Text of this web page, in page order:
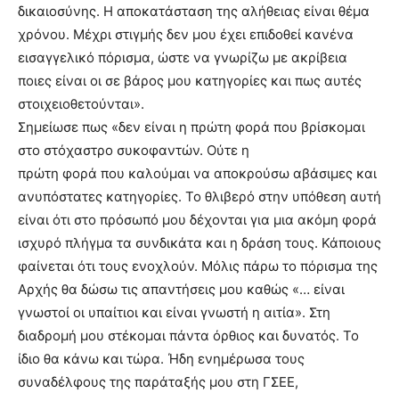
δικαιοσύνης. Η αποκατάσταση της αλήθειας είναι θέμα
χρόνου. Μέχρι στιγμής δεν μου έχει επιδοθεί κανένα
εισαγγελικό πόρισμα, ώστε να γνωρίζω με ακρίβεια
ποιες είναι οι σε βάρος μου κατηγορίες και πως αυτές
στοιχειοθετούνται».
Σημείωσε πως «δεν είναι η πρώτη φορά που βρίσκομαι
στο στόχαστρο συκοφαντών. Ούτε η
πρώτη φορά που καλούμαι να αποκρούσω αβάσιμες και
ανυπόστατες κατηγορίες. Το θλιβερό στην υπόθεση αυτή
είναι ότι στο πρόσωπό μου δέχονται για μια ακόμη φορά
ισχυρό πλήγμα τα συνδικάτα και η δράση τους. Κάποιους
φαίνεται ότι τους ενοχλούν. Μόλις πάρω το πόρισμα της
Αρχής θα δώσω τις απαντήσεις μου καθώς «… είναι
γνωστοί οι υπαίτιοι και είναι γνωστή η αιτία». Στη
διαδρομή μου στέκομαι πάντα όρθιος και δυνατός. Το
ίδιο θα κάνω και τώρα. Ήδη ενημέρωσα τους
συναδέλφους της παράταξής μου στη ΓΣΕΕ,